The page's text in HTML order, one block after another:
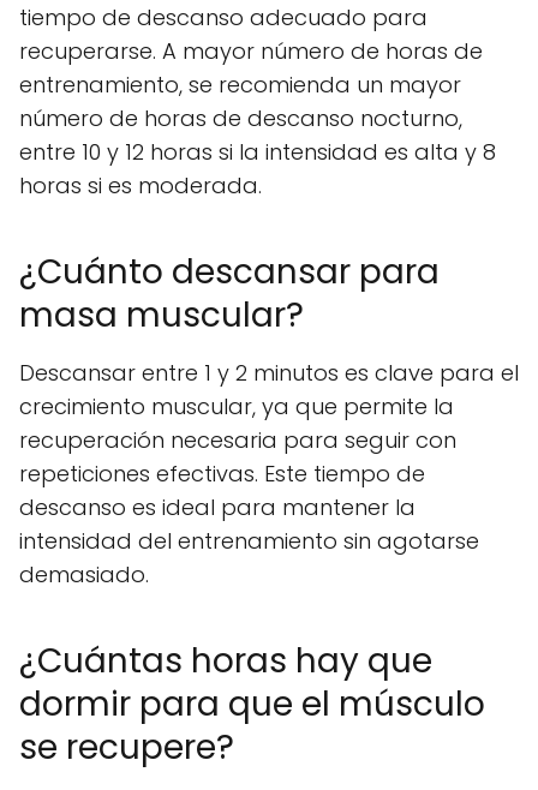
tiempo de descanso adecuado para
recuperarse. A mayor número de horas de
entrenamiento, se recomienda un mayor
número de horas de descanso nocturno,
entre 10 y 12 horas si la intensidad es alta y 8
horas si es moderada.
¿Cuánto descansar para
masa muscular?
Descansar entre 1 y 2 minutos es clave para el
crecimiento muscular, ya que permite la
recuperación necesaria para seguir con
repeticiones efectivas. Este tiempo de
descanso es ideal para mantener la
intensidad del entrenamiento sin agotarse
demasiado.
¿Cuántas horas hay que
dormir para que el músculo
se recupere?